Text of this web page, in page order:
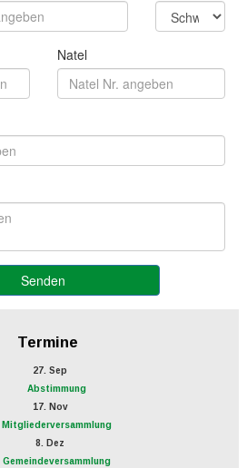
Termine
27. Sep
Abstimmung
17. Nov
Mitgliederversammlung
8. Dez
Gemeindeversammlung